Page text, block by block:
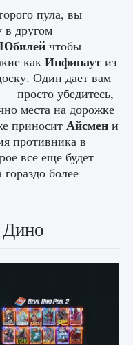
пула, вы
в другом
Юбилей чтобы
как Инфинаут из
Один дает вам
просто убедитесь,
места на дорожке
приносит Айсмен и
противника в
все еще будет
более